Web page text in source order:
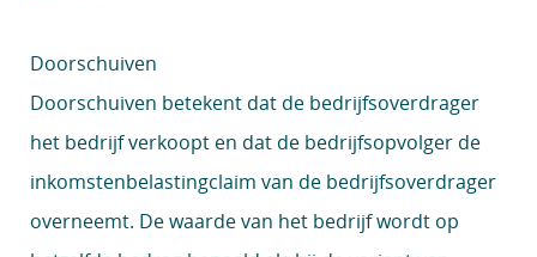
Doorschuiven
Doorschuiven betekent dat de bedrijfsoverdrager
het bedrijf verkoopt en dat de bedrijfsopvolger de
inkomstenbelastingclaim van de bedrijfsoverdrager
overneemt. De waarde van het bedrijf wordt op